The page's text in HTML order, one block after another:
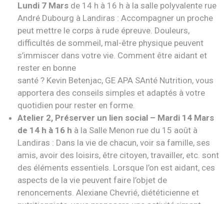
Lundi 7 Mars de 14 h à 16 h à la salle polyvalente rue
André Dubourg à Landiras : Accompagner un proche
peut mettre le corps à rude épreuve. Douleurs,
difficultés de sommeil, mal-être physique peuvent
s’immiscer dans votre vie. Comment être aidant et
rester en bonne
santé ? Kevin Betenjac, GE APA SAnté Nutrition, vous
apportera des conseils simples et adaptés à votre
quotidien pour rester en forme.
Atelier 2, Préserver un lien social – Mardi 14 Mars
de 14 h à 16 h à la Salle Menon rue du 15 août à
Landiras : Dans la vie de chacun, voir sa famille, ses
amis, avoir des loisirs, être citoyen, travailler, etc. sont
des éléments essentiels. Lorsque l’on est aidant, ces
aspects de la vie peuvent faire l’objet de
renoncements. Alexiane Chevrié, diététicienne et